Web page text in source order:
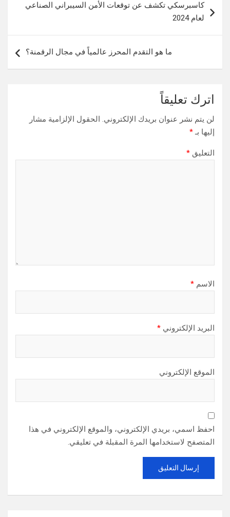
المقالات
كاسبرسكي تكشف عن توقعات الأمن السيبراني الصناعي
لعام 2024
ما هو التقدم المحرز عالمياً في مجال الرقمنة؟
اترك تعليقاً
لن يتم نشر عنوان بريدك الإلكتروني. الحقول الإلزامية مشار
إليها بـ*
التعليق *
الاسم *
البريد الإلكتروني *
الموقع الإلكتروني
احفظ اسمي، بريدي الإلكتروني، والموقع الإلكتروني في هذا
المتصفح لاستخدامها المرة المقبلة في تعليقي.